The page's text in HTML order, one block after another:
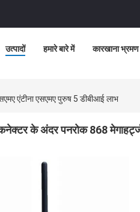
उत्पादों हमारे बारे में कारखाना भ्रमण
एंटीना एसएमए पुरुष 5 डीबीआई लाभ
के अंदर पनरोक 868